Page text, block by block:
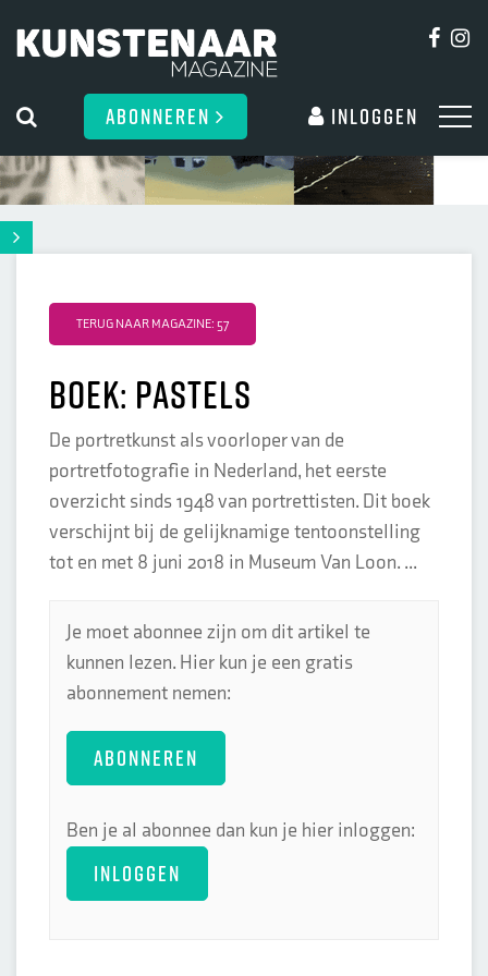
ABONNEREN Inloggen
TERUG NAAR MAGAZINE: 57
boek: Pastels
De portretkunst als voorloper van de
portretfotografie in Nederland, het eerste
overzicht sinds 1948 van portrettisten. Dit boek
verschijnt bij de gelijknamige tentoonstelling
tot en met 8 juni 2018 in Museum Van Loon. ...
Je moet abonnee zijn om dit artikel te
kunnen lezen. Hier kun je een gratis
abonnement nemen:
ABONNEREN
Ben je al abonnee dan kun je hier inloggen:
INLOGGEN